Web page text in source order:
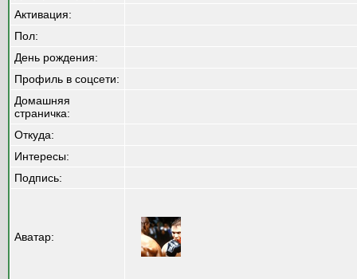
Активация:
Пол:
День рождения:
Профиль в соцсети:
Домашняя
страничка:
Откуда:
Интересы:
Подпись:
Аватар: